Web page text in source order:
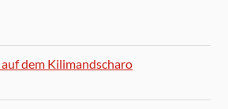
dem Kilimandscharo